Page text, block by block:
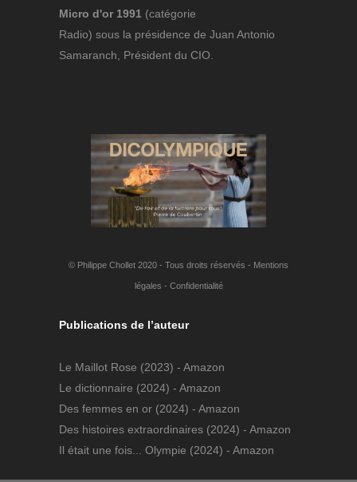
Micro d'or 1991 (catégorie
Radio) sous la présidence de Juan Antonio
Samaranch, Président du CIO.
© Philippe Chollet 2020 - Tous droits réservés - Mentions
légales - Confidentialité
Publications de l’auteur
Le Maillot Rose (2023) - Amazon
Le dictionnaire (2024) - Amazon
Des femmes en or (2024) - Amazon
Des histoires extraordinaires (2024) - Amazon
Il était une fois... Olympie (2024) - Amazon